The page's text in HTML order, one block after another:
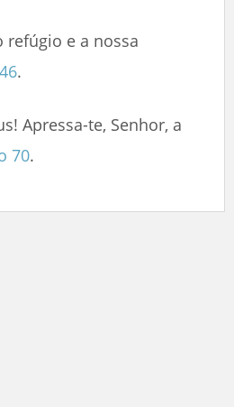
refúgio e a nossa
.
Apressa-te, Senhor, a
70.